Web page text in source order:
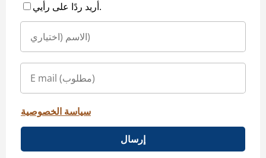
أريد ردًا على رأيي.
سياسة الخصوصية
إرسال